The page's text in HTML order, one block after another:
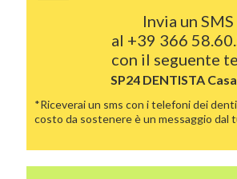
Invia un SMS
al +39 366
con il seguente
SP24 DENTISTA
*Riceverai un sms con i telefoni dei
costo da sostenere è un messaggio dal